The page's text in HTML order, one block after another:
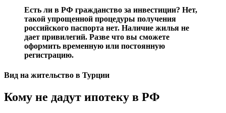
Есть ли в РФ гражданство за инвестиции? Нет,
такой упрощенной процедуры получения
российского паспорта нет. Наличие жилья не
дает привилегий. Разве что вы сможете
оформить временную или постоянную
регистрацию.
Вид на жительство в Турции
Кому не дадут ипотеку в РФ